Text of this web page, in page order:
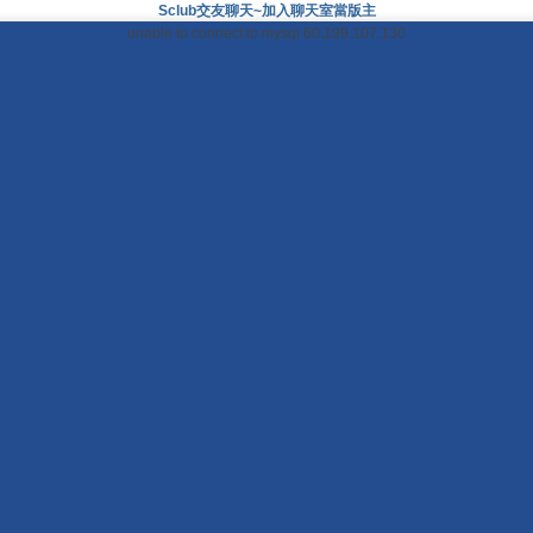
Sclub交友聊天~加入聊天室當版主
unable to connect to mysql 60.199.107.130